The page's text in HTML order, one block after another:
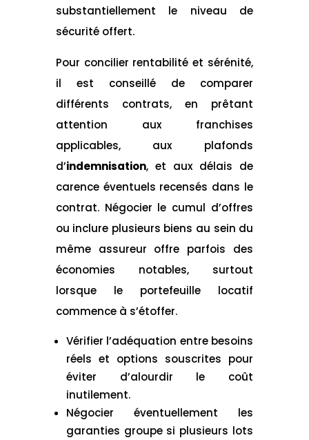
substantiellement le niveau de
sécurité offert.
Pour concilier rentabilité et sérénité,
il est conseillé de comparer
différents contrats, en prêtant
attention aux franchises
applicables, aux plafonds
d’indemnisation, et aux délais de
carence éventuels recensés dans le
contrat. Négocier le cumul d’offres
ou inclure plusieurs biens au sein du
même assureur offre parfois des
économies notables, surtout
lorsque le portefeuille locatif
commence à s’étoffer.
Vérifier l’adéquation entre besoins
réels et options souscrites pour
éviter d’alourdir le coût
inutilement.
Négocier éventuellement les
garanties groupe si plusieurs lots